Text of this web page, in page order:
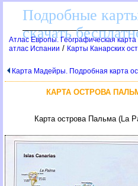
Подробные
скачать
Атлас Европы. Географическая
атлас Испании / Карты Канарских
Карта Мадейры. Подробная карта
КАРТА ОСТРОВА
Карта острова Пальма (La